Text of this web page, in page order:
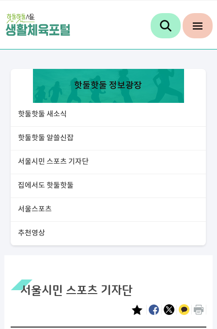
핫둘핫둘 정보광장
핫둘핫둘 새소식
핫둘핫둘 알쓸신잡
서울시민 스포츠 기자단
집에서도 핫둘핫둘
서울스포츠
추천영상
서울시민 스포츠 기자단